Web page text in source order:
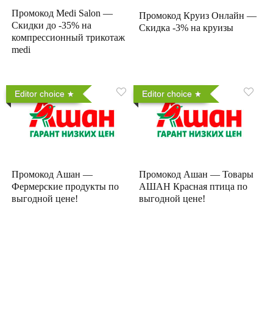
Промокод Medi Salon —
Скидки до -35% на
компрессионный трикотаж
medi
Промокод Круиз Онлайн —
Скидка -3% на круизы
Editor choice
Промокод Ашан —
Фермерские продукты по
выгодной цене!
Editor choice
Промокод Ашан — Товары
АШАН Красная птица по
выгодной цене!